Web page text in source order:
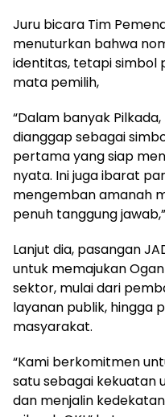
Juru bicara Tim
menuturkan bahwa
identitas, tetapi simbol
mata pemilih,
“Dalam banyak
dianggap sebagai
pertama yang siap
nyata. Ini juga ibarat
mengemban amanah
penuh tanggung
Lanjut dia, pasangan
untuk memajukan
sektor, mulai dari
layanan publik, hingga
masyarakat.
“Kami berkomitmen
satu sebagai
dan menjalin